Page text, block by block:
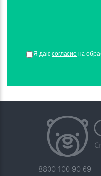
Я даю согласие на
8800 100 90 69